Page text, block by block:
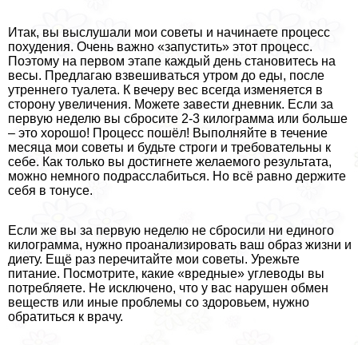
Итак, вы выслушали мои советы и начинаете процесс
похудения. Очень важно «запустить» этот процесс.
Поэтому на первом этапе каждый день становитесь на
весы. Предлагаю взвешиваться утром до еды, после
утреннего туалета. К вечеру вес всегда изменяется в
сторону увеличения. Можете завести дневник. Если за
первую неделю вы сбросите 2-3 килограмма или больше
– это хорошо! Процесс пошёл! Выполняйте в течение
месяца мои советы и будьте строги и требовательны к
себе. Как только вы достигнете желаемого результата,
можно немного подрасслабиться. Но всё равно держите
себя в тонусе.
Если же вы за первую неделю не сбросили ни единого
килограмма, нужно проанализировать ваш образ жизни и
диету. Ещё раз перечитайте мои советы. Урежьте
питание. Посмотрите, какие «вредные» углеводы вы
потрeбляете. Не исключено, что у вас нарушен обмен
веществ или иные проблемы со здоровьем, нужно
обратиться к врачу.